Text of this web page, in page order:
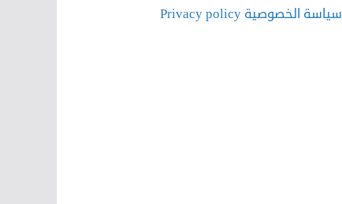
سياسة الخصوصية Privacy policy